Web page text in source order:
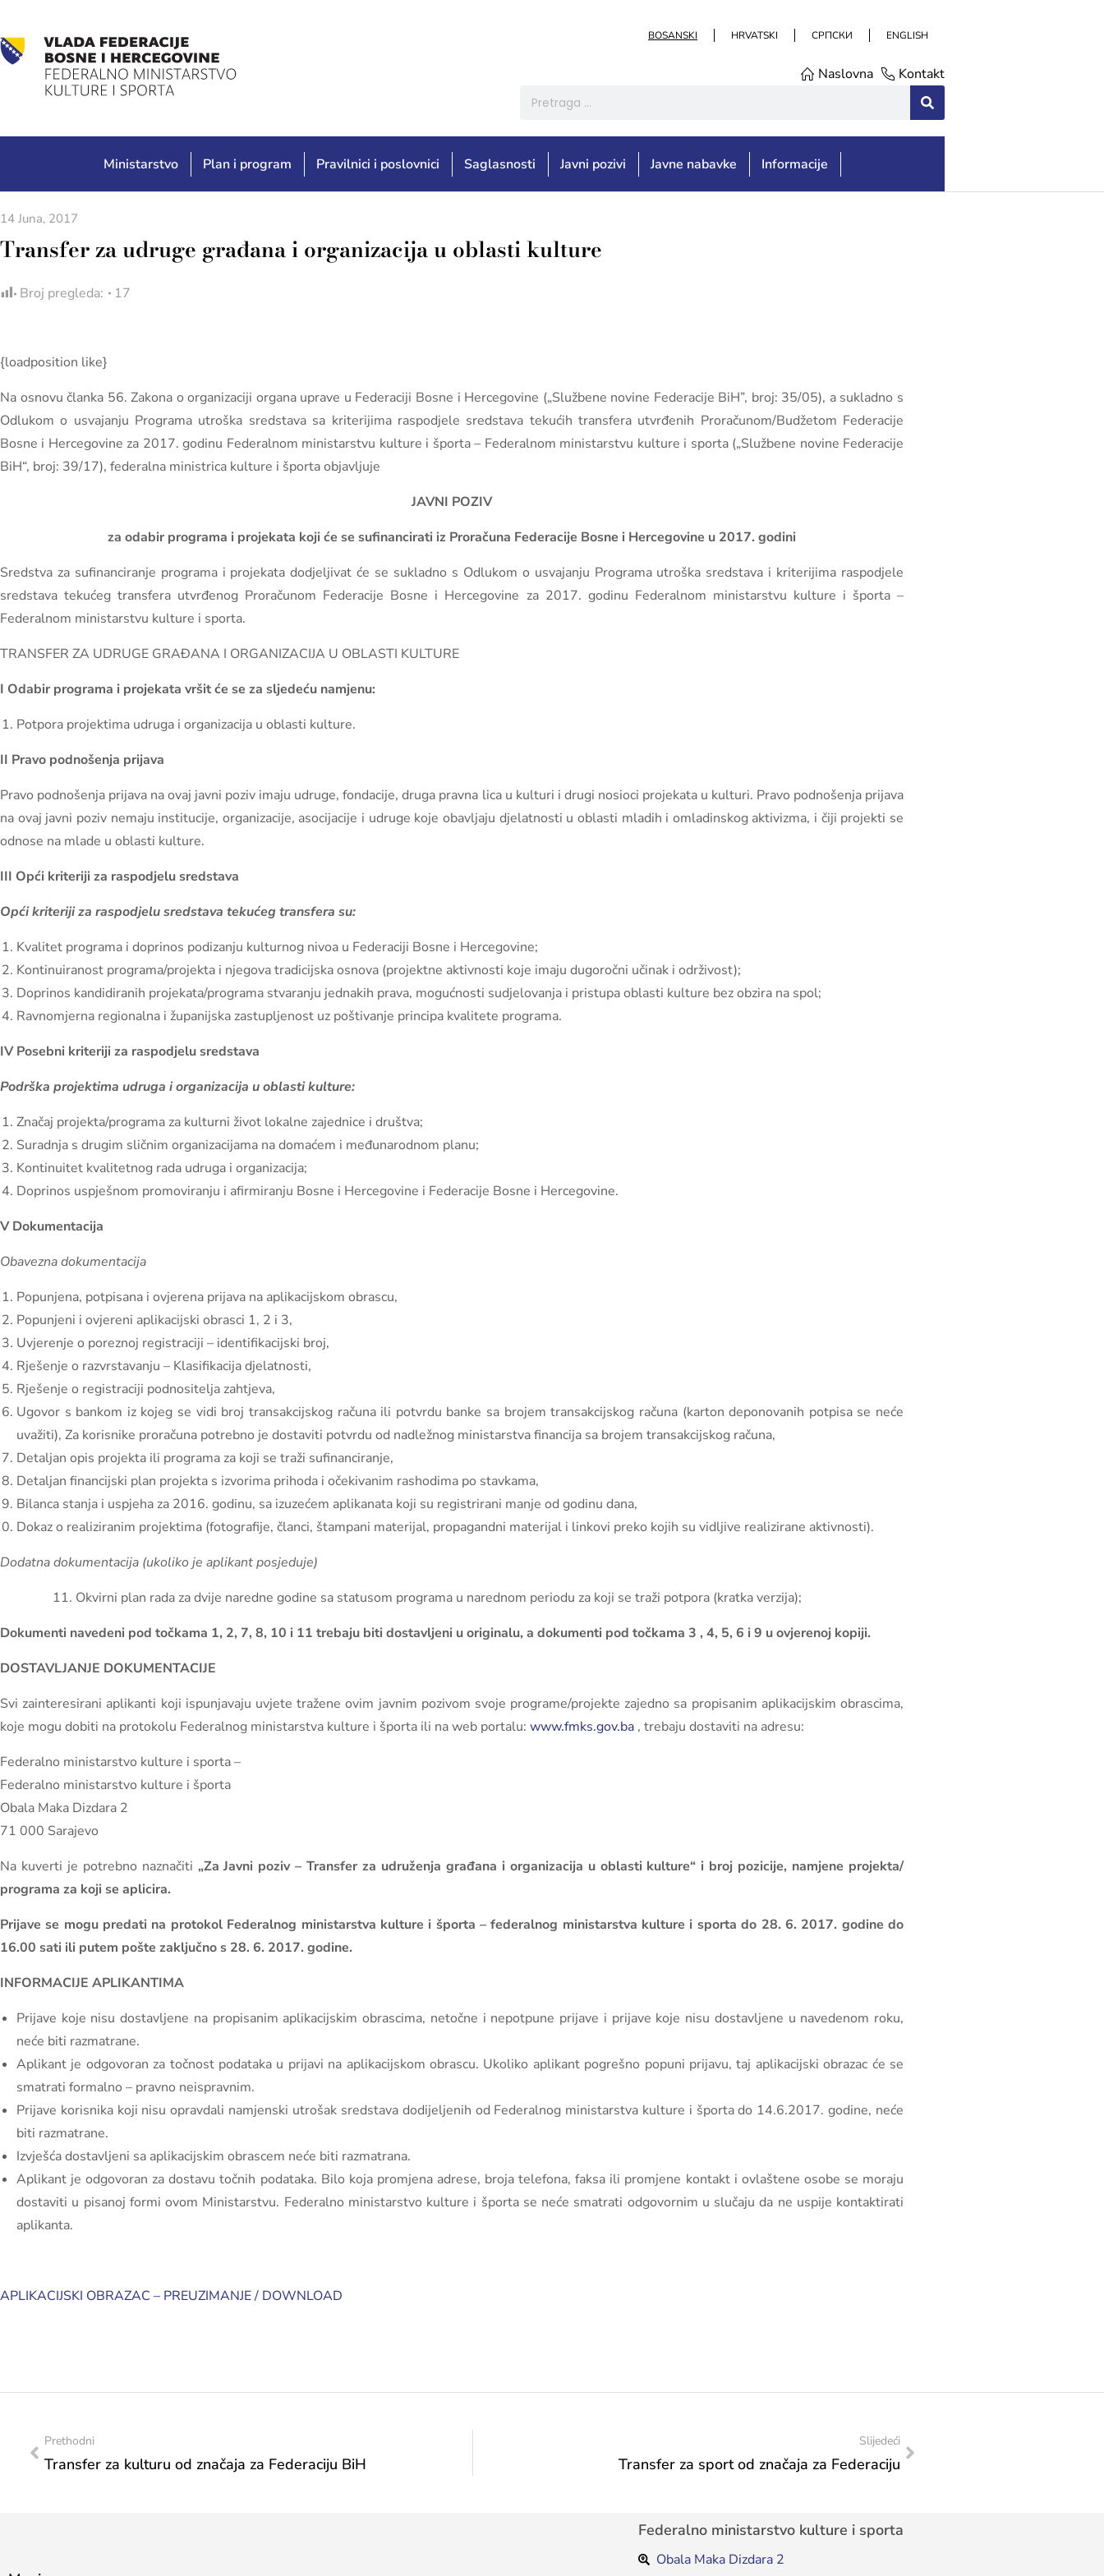
BOSANSKI HRVATSKI СРПСКИ ENGLISH
Naslovna Kontakt
Ministarstvo Plan i program Pravilnici i poslovnici Saglasnosti Javni pozivi Javne nabavke Informacije
14 Juna, 2017
Transfer za udruge građana i organizacija u oblasti kulture
Broj pregleda: 17
{loadposition like}
Na osnovu članka 56. Zakona o organizaciji organa uprave u Federaciji Bosne i Hercegovine („Službene novine Federacije BiH”, broj: 35/05), a sukladno s
Odlukom o usvajanju Programa utroška sredstava sa kriterijima raspodjele sredstava tekućih transfera utvrđenih Proračunom/Budžetom Federacije
Bosne i Hercegovine za 2017. godinu Federalnom ministarstvu kulture i športa – Federalnom ministarstvu kulture i sporta („Službene novine Federacije
BiH“, broj: 39/17), federalna ministrica kulture i športa objavljuje
JAVNI POZIV
za odabir programa i projekata koji će se sufinancirati iz Proračuna Federacije Bosne i Hercegovine u 2017. godini
Sredstva za sufinanciranje programa i projekata dodjeljivat će se sukladno s Odlukom o usvajanju Programa utroška sredstava i kriterijima raspodjele
sredstava tekućeg transfera utvrđenog Proračunom Federacije Bosne i Hercegovine za 2017. godinu Federalnom ministarstvu kulture i športa –
Federalnom ministarstvu kulture i sporta.
TRANSFER ZA UDRUGE GRAĐANA I ORGANIZACIJA U OBLASTI KULTURE
I Odabir programa i projekata vršit će se za sljedeću namjenu:
Potpora projektima udruga i organizacija u oblasti kulture.
II Pravo podnošenja prijava
Pravo podnošenja prijava na ovaj javni poziv imaju udruge, fondacije, druga pravna lica u kulturi i drugi nosioci projekata u kulturi. Pravo podnošenja prijava
na ovaj javni poziv nemaju institucije, organizacije, asocijacije i udruge koje obavljaju djelatnosti u oblasti mladih i omladinskog aktivizma, i čiji projekti se
odnose na mlade u oblasti kulture.
III Opći kriteriji za raspodjelu sredstava
Opći kriteriji za raspodjelu sredstava tekućeg transfera su:
Kvalitet programa i doprinos podizanju kulturnog nivoa u Federaciji Bosne i Hercegovine;
Kontinuiranost programa/projekta i njegova tradicijska osnova (projektne aktivnosti koje imaju dugoročni učinak i održivost);
Doprinos kandidiranih projekata/programa stvaranju jednakih prava, mogućnosti sudjelovanja i pristupa oblasti kulture bez obzira na spol;
Ravnomjerna regionalna i županijska zastupljenost uz poštivanje principa kvalitete programa.
IV Posebni kriteriji za raspodjelu sredstava
Podrška projektima udruga i organizacija u oblasti kulture:
Značaj projekta/programa za kulturni život lokalne zajednice i društva;
Suradnja s drugim sličnim organizacijama na domaćem i međunarodnom planu;
Kontinuitet kvalitetnog rada udruga i organizacija;
Doprinos uspješnom promoviranju i afirmiranju Bosne i Hercegovine i Federacije Bosne i Hercegovine.
V Dokumentacija
Obavezna dokumentacija
Popunjena, potpisana i ovjerena prijava na aplikacijskom obrascu,
Popunjeni i ovjereni aplikacijski obrasci 1, 2 i 3,
Uvjerenje o poreznoj registraciji – identifikacijski broj,
Rješenje o razvrstavanju – Klasifikacija djelatnosti,
Rješenje o registraciji podnositelja zahtjeva,
Ugovor s bankom iz kojeg se vidi broj transakcijskog računa ili potvrdu banke sa brojem transakcijskog računa (karton deponovanih potpisa se neće
uvažiti), Za korisnike proračuna potrebno je dostaviti potvrdu od nadležnog ministarstva financija sa brojem transakcijskog računa,
Detaljan opis projekta ili programa za koji se traži sufinanciranje,
Detaljan financijski plan projekta s izvorima prihoda i očekivanim rashodima po stavkama,
Bilanca stanja i uspjeha za 2016. godinu, sa izuzećem aplikanata koji su registrirani manje od godinu dana,
Dokaz o realiziranim projektima (fotografije, članci, štampani materijal, propagandni materijal i linkovi preko kojih su vidljive realizirane aktivnosti).
Dodatna dokumentacija (ukoliko je aplikant posjeduje)
11. Okvirni plan rada za dvije naredne godine sa statusom programa u narednom periodu za koji se traži potpora (kratka verzija);
Dokumenti navedeni pod točkama 1, 2, 7, 8, 10 i 11 trebaju biti dostavljeni u originalu, a dokumenti pod točkama 3 , 4, 5, 6 i 9 u ovjerenoj kopiji.
DOSTAVLJANJE DOKUMENTACIJE
Svi zainteresirani aplikanti koji ispunjavaju uvjete tražene ovim javnim pozivom svoje programe/projekte zajedno sa propisanim aplikacijskim obrascima,
koje mogu dobiti na protokolu Federalnog ministarstva kulture i športa ili na web portalu: www.fmks.gov.ba , trebaju dostaviti na adresu:
Federalno ministarstvo kulture i sporta –
Federalno ministarstvo kulture i športa
Obala Maka Dizdara 2
71 000 Sarajevo
Na kuverti je potrebno naznačiti „Za Javni poziv – Transfer za udruženja građana i organizacija u oblasti kulture“ i broj pozicije, namjene projekta/
programa za koji se aplicira.
Prijave se mogu predati na protokol Federalnog ministarstva kulture i športa – federalnog ministarstva kulture i sporta do 28. 6. 2017. godine do
16.00 sati ili putem pošte zaključno s 28. 6. 2017. godine.
INFORMACIJE APLIKANTIMA
Prijave koje nisu dostavljene na propisanim aplikacijskim obrascima, netočne i nepotpune prijave i prijave koje nisu dostavljene u navedenom roku,
neće biti razmatrane.
Aplikant je odgovoran za točnost podataka u prijavi na aplikacijskom obrascu. Ukoliko aplikant pogrešno popuni prijavu, taj aplikacijski obrazac će se
smatrati formalno – pravno neispravnim.
Prijave korisnika koji nisu opravdali namjenski utrošak sredstava dodijeljenih od Federalnog ministarstva kulture i športa do 14.6.2017. godine, neće
biti razmatrane.
Izvješća dostavljeni sa aplikacijskim obrascem neće biti razmatrana.
Aplikant je odgovoran za dostavu točnih podataka. Bilo koja promjena adrese, broja telefona, faksa ili promjene kontakt i ovlaštene osobe se moraju
dostaviti u pisanoj formi ovom Ministarstvu. Federalno ministarstvo kulture i športa se neće smatrati odgovornim u slučaju da ne uspije kontaktirati
aplikanta.
APLIKACIJSKI OBRAZAC – PREUZIMANJE / DOWNLOAD
Prethodni
Transfer za kulturu od značaja za Federaciju BiH
Slijedeći
Transfer za sport od značaja za Federaciju
Federalno ministarstvo kulture i sporta
Obala Maka Dizdara 2